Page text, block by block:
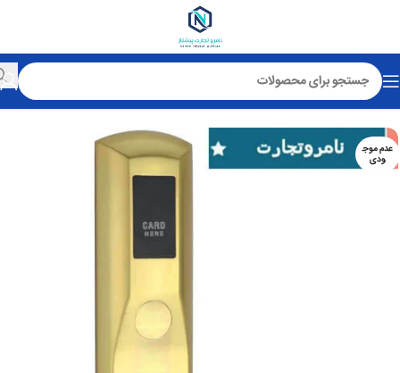
خانه قفل کارتی هتلی
عدم موج
ودی